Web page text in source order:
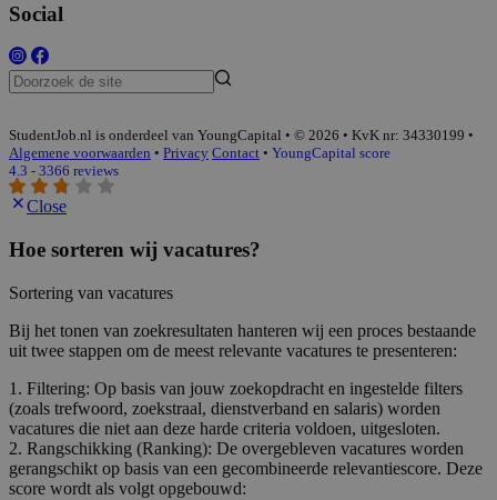
Social
StudentJob.nl is onderdeel van YoungCapital • © 2026 • KvK nr: 34330199 •
Algemene voorwaarden • Privacy Contact • YoungCapital score
4.3 - 3366 reviews
Close
Hoe sorteren wij vacatures?
Sortering van vacatures
Bij het tonen van zoekresultaten hanteren wij een proces bestaande
uit twee stappen om de meest relevante vacatures te presenteren:
1. Filtering: Op basis van jouw zoekopdracht en ingestelde filters
(zoals trefwoord, zoekstraal, dienstverband en salaris) worden
vacatures die niet aan deze harde criteria voldoen, uitgesloten.
2. Rangschikking (Ranking): De overgebleven vacatures worden
gerangschikt op basis van een gecombineerde relevantiescore. Deze
score wordt als volgt opgebouwd: